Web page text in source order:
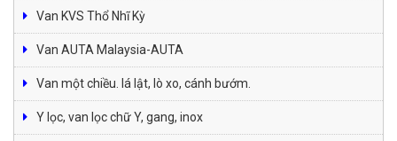
Van KVS Thổ Nhĩ Kỳ
Van AUTA Malaysia-AUTA
Van một chiều. lá lật, lò xo, cánh bướm.
Y lọc, van lọc chữ Y, gang, inox